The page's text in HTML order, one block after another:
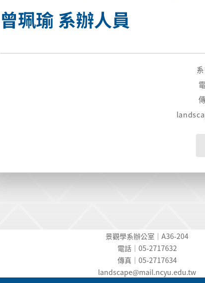
曾珮瑜 系辦人員
景觀學系辦公室｜A36-204
電話｜05-2717632
傳真｜05-2717634
landscape@mail.ncyu.edu.tw